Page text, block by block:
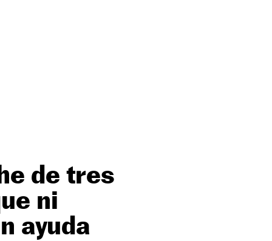
de tres
ni
ayuda